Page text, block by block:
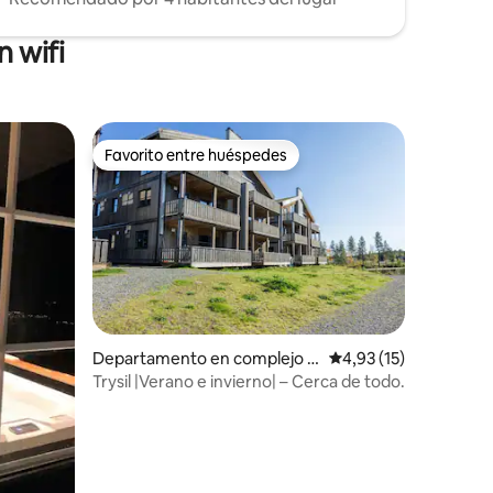
wifi
Favorito entre huéspedes
Favorito entre huéspedes
Departamento en complejo r
esidencial en Trysil
Calificación
4,93 (15)
Trysil |Verano e invierno| – Cerca de todo.